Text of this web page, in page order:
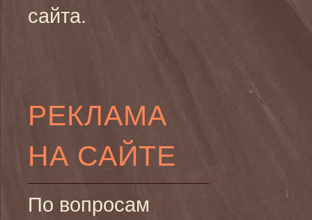
сайта.
РЕКЛАМА
НА САЙТЕ
По вопросам